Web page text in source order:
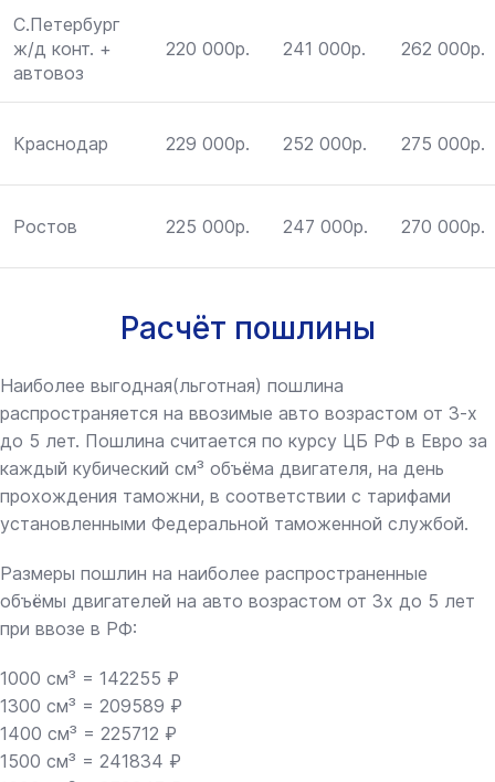
С.Петербург
ж/д конт. +
автовоз
220 000р. 241 000р. 262 000р.
Краснодар 229 000р. 252 000р. 275 000р.
Ростов 225 000р. 247 000р. 270 000р.
Расчёт пошлины
Наиболее выгодная(льготная) пошлина
распространяется на ввозимые авто возрастом от 3-х
до 5 лет. Пошлина считается по курсу ЦБ РФ в Евро за
каждый кубический см³ объёма двигателя, на день
прохождения таможни, в соответствии с тарифами
установленными Федеральной таможенной службой.
Размеры пошлин на наиболее распространенные
объёмы двигателей на авто возрастом от 3х до 5 лет
при ввозе в РФ:
1000 см³ = 142255 ₽
1300 см³ = 209589 ₽
1400 см³ = 225712 ₽
1500 см³ = 241834 ₽